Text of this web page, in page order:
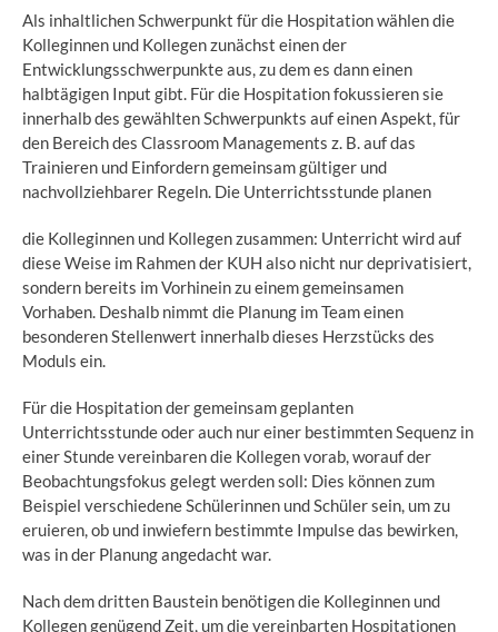
Als inhaltlichen Schwerpunkt für die Hospitation wählen die
Kolleginnen und Kollegen zunächst einen der
Entwicklungsschwerpunkte aus, zu dem es dann einen
halbtägigen Input gibt. Für die Hospitation fokussieren sie
innerhalb des gewählten Schwerpunkts auf einen Aspekt, für
den Bereich des Classroom Managements z. B. auf das
Trainieren und Einfordern gemeinsam gültiger und
nachvollziehbarer Regeln. Die Unterrichtsstunde planen
die Kolleginnen und Kollegen zusammen: Unterricht wird auf
diese Weise im Rahmen der KUH also nicht nur deprivatisiert,
sondern bereits im Vorhinein zu einem gemeinsamen
Vorhaben. Deshalb nimmt die Planung im Team einen
besonderen Stellenwert innerhalb dieses Herzstücks des
Moduls ein.
Für die Hospitation der gemeinsam geplanten
Unterrichtsstunde oder auch nur einer bestimmten Sequenz in
einer Stunde vereinbaren die Kollegen vorab, worauf der
Beobachtungsfokus gelegt werden soll: Dies können zum
Beispiel verschiedene Schülerinnen und Schüler sein, um zu
eruieren, ob und inwiefern bestimmte Impulse das bewirken,
was in der Planung angedacht war.
Nach dem dritten Baustein benötigen die Kolleginnen und
Kollegen genügend Zeit, um die vereinbarten Hospitationen